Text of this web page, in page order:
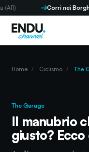
Corri nei Borghi -
Home / Ciclismo / The
The Garage
Il manubrio
giusto?